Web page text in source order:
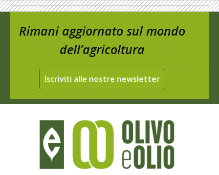
Rimani aggiornato sul mondo
dell’agricoltura
Iscriviti alle nostre newsletter